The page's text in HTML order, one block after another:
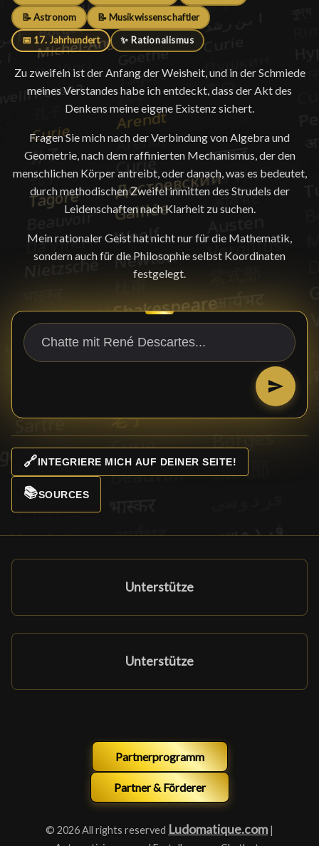
📝 Astronom 📝 Musikwissenschaftler
📅 17. Jahrhundert ✨ Rationalismus
Zu zweifeln ist der Anfang der Weisheit, und in der Schmiede
meines Verstandes habe ich entdeckt, dass der Akt des
Denkens meine eigene Existenz sichert.
Fragen Sie mich nach der Verbindung von Algebra und
Geometrie, nach dem raffinierten Mechanismus, der den
menschlichen Körper antreibt, oder danach, was es bedeutet,
durch methodischen Zweifel inmitten des Strudels der
Leidenschaften nach Klarheit zu suchen.
Mein rationaler Geist hat nicht nur für die Mathematik,
sondern auch für die Philosophie selbst Koordinaten
festgelegt.
🔗INTEGRIERE MICH AUF DEINER SEITE!
📚SOURCES
Unterstütze
Unterstütze
Partnerprogramm
Partner & Förderer
© 2026 All rights reserved Ludomatique.com |